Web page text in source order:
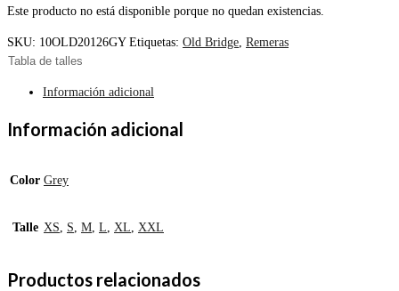
Este producto no está disponible porque no quedan existencias.
SKU: 10OLD20126GY Etiquetas: Old Bridge, Remeras
Tabla de talles
Información adicional
Información adicional
Color Grey
Talle XS, S, M, L, XL, XXL
Productos relacionados